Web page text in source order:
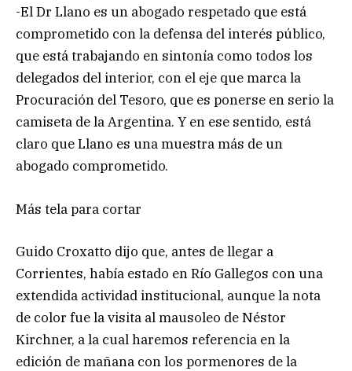
-El Dr Llano es un abogado respetado que está
comprometido con la defensa del interés público,
que está trabajando en sintonía como todos los
delegados del interior, con el eje que marca la
Procuración del Tesoro, que es ponerse en serio la
camiseta de la Argentina. Y en ese sentido, está
claro que Llano es una muestra más de un
abogado comprometido.
Más tela para cortar
Guido Croxatto dijo que, antes de llegar a
Corrientes, había estado en Río Gallegos con una
extendida actividad institucional, aunque la nota
de color fue la visita al mausoleo de Néstor
Kirchner, a la cual haremos referencia en la
edición de mañana con los pormenores de la